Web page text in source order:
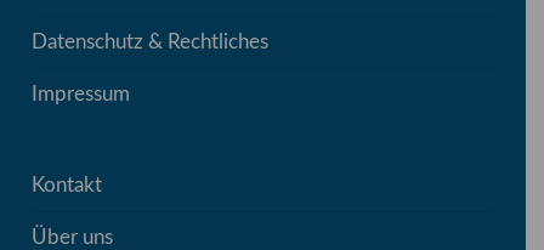
Datenschutz & Rechtliches
Impressum
Kontakt
Über uns